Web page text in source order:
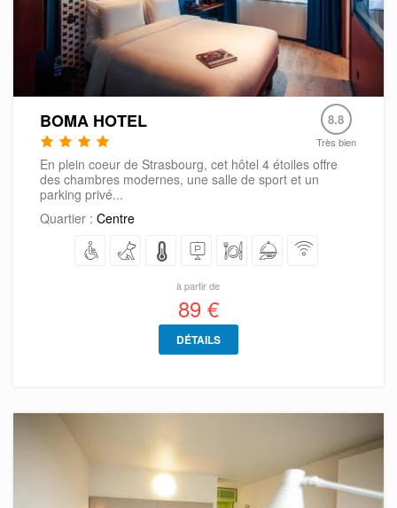
BOMA HOTEL 8.8
Très bien
En plein coeur de Strasbourg, cet hôtel 4 étoiles offre
des chambres modernes, une salle de sport et un
parking privé...
Quartier : Centre
à partir de
89 €
DÉTAILS